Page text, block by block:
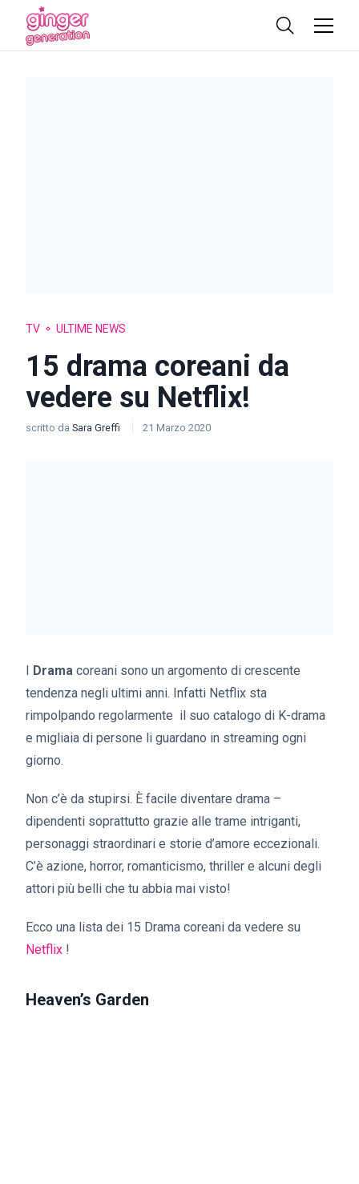
TV ULTIME NEWS
15 drama coreani da
vedere su Netflix!
scritto da Sara Greffi 21 Marzo 2020
I Drama coreani sono un argomento di crescente
tendenza negli ultimi anni. Infatti Netflix sta
rimpolpando regolarmente il suo catalogo di K-drama
e migliaia di persone li guardano in streaming ogni
giorno.
Non c’è da stupirsi. È facile diventare drama –
dipendenti soprattutto grazie alle trame intriganti,
personaggi straordinari e storie d’amore eccezionali.
C’è azione, horror, romanticismo, thriller e alcuni degli
attori più belli che tu abbia mai visto!
Ecco una lista dei 15 Drama coreani da vedere su
Netflix !
Heaven’s Garden